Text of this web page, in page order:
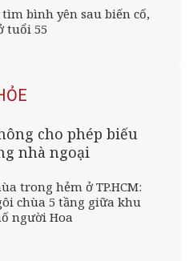
bình yên sau biến cố,
tuổi 55
cho phép biếu
nhà ngoại
trong hẻm ở TP.HCM:
chùa 5 tầng giữa khu
người Hoa